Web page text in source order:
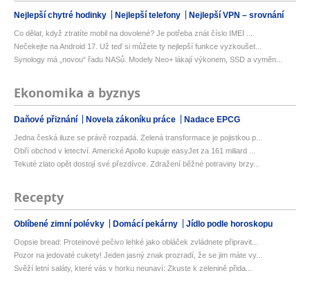
Nejlepší chytré hodinky Nejlepší telefony Nejlepší VPN – srovnání
Co dělat, když ztratíte mobil na dovolené? Je potřeba znát číslo IMEI ...
Nečekejte na Android 17. Už teď si můžete ty nejlepší funkce vyzkoušet...
Synology má „novou“ řadu NASů. Modely Neo+ lákají výkonem, SSD a vyměn...
Ekonomika a byznys
Daňové přiznání Novela zákoníku práce Nadace EPCG
Jedna česká iluze se právě rozpadá. Zelená transformace je pojistkou p...
Obří obchod v letectví. Americké Apollo kupuje easyJet za 161 miliard ...
Tekuté zlato opět dostojí své přezdívce. Zdražení běžné potraviny brzy...
Recepty
Oblíbené zimní polévky Domácí pekárny Jídlo podle horoskopu
Oopsie bread: Proteinové pečivo lehké jako obláček zvládnete připravit...
Pozor na jedovaté cukety! Jeden jasný znak prozradí, že se jim máte vy...
Svěží letní saláty, které vás v horku neunaví: Zkuste k zelenině přida...